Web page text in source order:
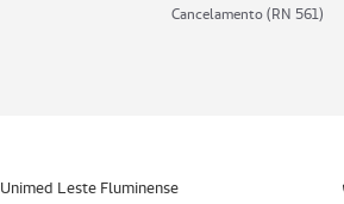
Cancelamento (RN 561)
Unimed Leste Fluminense